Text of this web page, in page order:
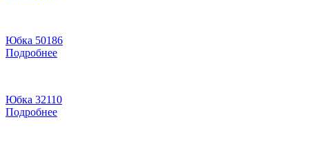
Юбка 50186
Подробнее
Юбка 32110
Подробнее